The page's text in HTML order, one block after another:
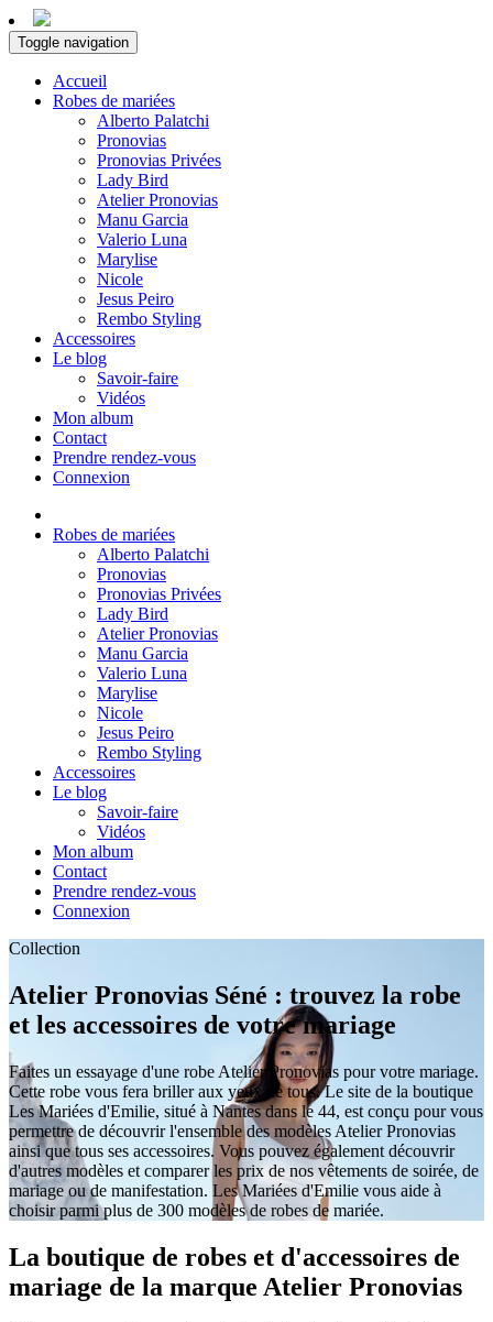
Toggle navigation
Accueil
Robes de mariées
Alberto Palatchi
Pronovias
Pronovias Privées
Lady Bird
Atelier Pronovias
Manu Garcia
Valerio Luna
Marylise
Nicole
Jesus Peiro
Rembo Styling
Accessoires
Le blog
Savoir-faire
Vidéos
Mon album
Contact
Prendre rendez-vous
Connexion
Robes de mariées
Alberto Palatchi
Pronovias
Pronovias Privées
Lady Bird
Atelier Pronovias
Manu Garcia
Valerio Luna
Marylise
Nicole
Jesus Peiro
Rembo Styling
Accessoires
Le blog
Savoir-faire
Vidéos
Mon album
Contact
Prendre rendez-vous
Connexion
Collection
Atelier Pronovias Séné : trouvez la robe
et les accessoires de votre mariage
Faites un essayage d'une robe Atelier Pronovias pour votre mariage.
Cette robe vous fera briller aux yeux de tous. Le site de la boutique
Les Mariées d'Emilie, situé à Nantes dans le 44, est conçu pour vous
permettre de découvrir l'ensemble des modèles Atelier Pronovias
ainsi que tous ses accessoires. Vous pouvez également découvrir
d'autres modèles et comparer les prix de nos vêtements de soirée, de
mariage ou de manifestation. Les Mariées d'Emilie vous aide à
choisir parmi plus de 300 modèles de robes de mariée.
La boutique de robes et d'accessoires de
mariage de la marque Atelier Pronovias